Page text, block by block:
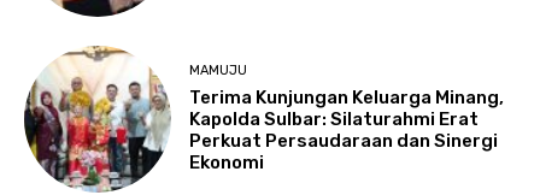
MAMUJU
Terima Kunjungan Keluarga Minang,
Kapolda Sulbar: Silaturahmi Erat
Perkuat Persaudaraan dan Sinergi
Ekonomi